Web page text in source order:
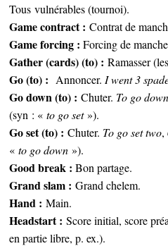
Tous vulnérables (tournoi).
Game contract :Contrat de
Game forcing : Forcing de
Gather (cards) (to) :Ramasser
Go (to) : Annoncer. I went 3
Go down (to) :Chuter. To go
(syn : «to go set»).
Go set (to) :Chuter. To go set two,
«to go down »).
Good break : Bon partage.
Grand slam :Grand chelem.
Hand :Main.
Headstart :Score initial, score
en partie libre, p. ex.).